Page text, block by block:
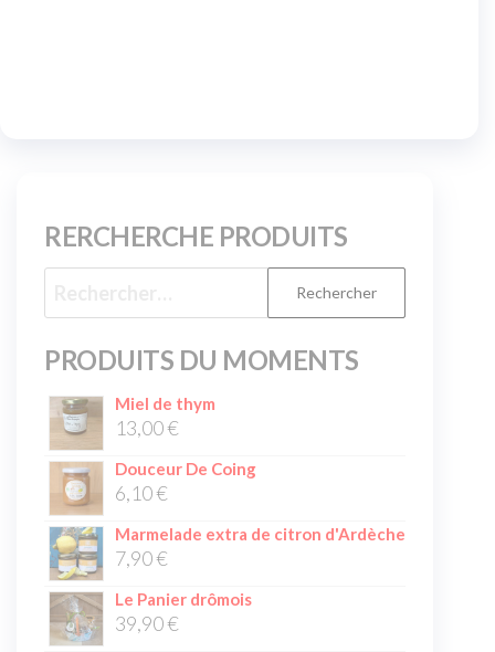
RERCHERCHE PRODUITS
PRODUITS DU MOMENTS
Miel de thym
13,00€
Douceur De Coing
6,10€
Marmelade extra de citron d'Ardèche
7,90€
Le Panier drômois
39,90€